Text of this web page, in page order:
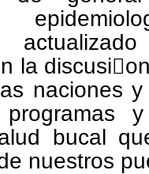
la
naciones
bucal
nuestros